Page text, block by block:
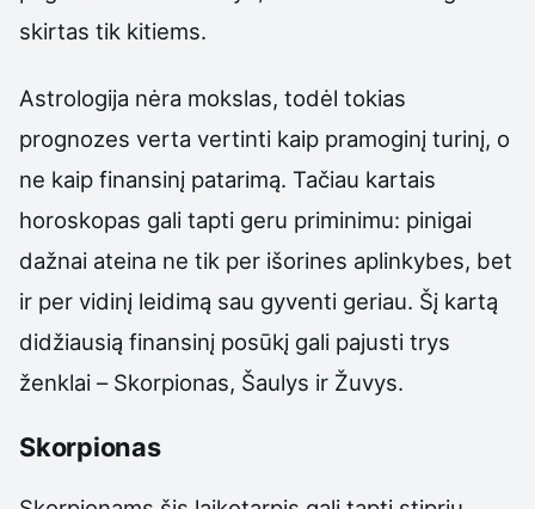
skirtas tik kitiems.
Astrologija nėra mokslas, todėl tokias
prognozes verta vertinti kaip pramoginį turinį, o
ne kaip finansinį patarimą. Tačiau kartais
horoskopas gali tapti geru priminimu: pinigai
dažnai ateina ne tik per išorines aplinkybes, bet
ir per vidinį leidimą sau gyventi geriau. Šį kartą
didžiausią finansinį posūkį gali pajusti trys
ženklai – Skorpionas, Šaulys ir Žuvys.
Skorpionas